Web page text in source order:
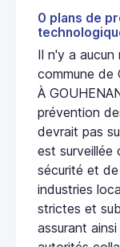
0 plans de
Il n'y a aucun
commune de
À
prévention
devrait pas
est surveillée
sécurité et
industries
strictes et
assurant